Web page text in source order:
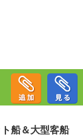
船＆大型客船